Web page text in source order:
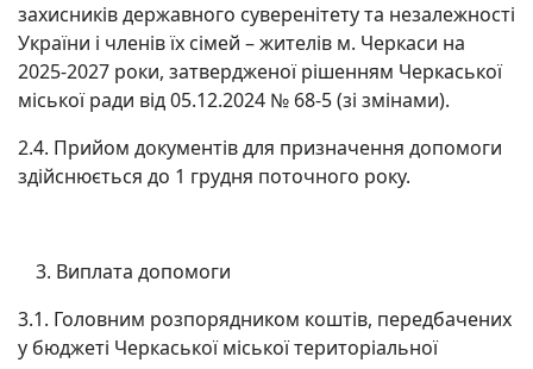
захисників державного суверенітету та незалежності
України і членів їх сімей – жителів м. Черкаси на
2025-2027 роки, затвердженої рішенням Черкаської
міської ради від 05.12.2024 № 68-5 (зі змінами).
2.4. Прийом документів для призначення допомоги
здійснюється до 1 грудня поточного року.
Виплата допомоги
3.1. Головним розпорядником коштів, передбачених
у бюджеті Черкаської міської територіальної